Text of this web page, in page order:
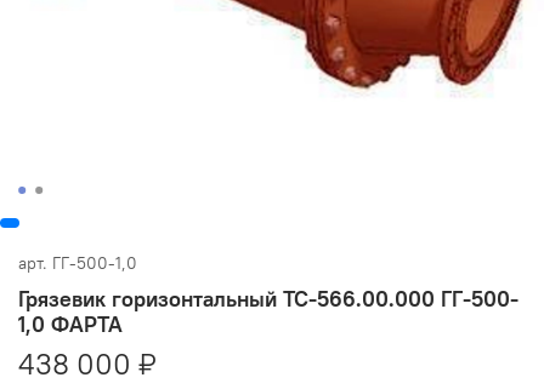
арт. ГГ-500-1,0
Грязевик горизонтальный ТС-566.00.000 ГГ-500-
1,0 ФАРТА
438 000 ₽